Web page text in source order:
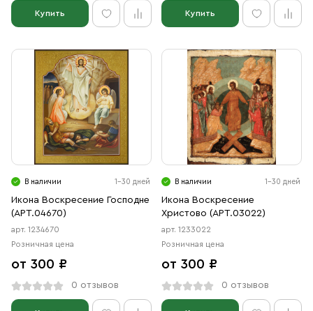
Купить Купить
В наличии 1-30 дней
Икона Воскресение Господне
(АРТ.04670)
арт. 1234670
Розничная цена
от 300 ₽
0 отзывов
В наличии 1-30 дней
Икона Воскресение
Христово (АРТ.03022)
арт. 1233022
Розничная цена
от 300 ₽
0 отзывов